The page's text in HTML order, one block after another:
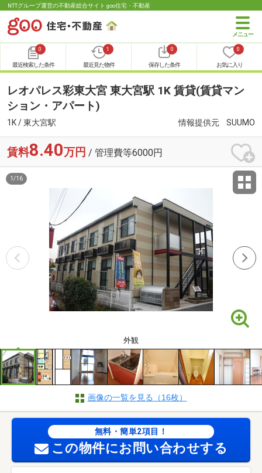
NTTグループ運営の不動産総合サイト goo住宅・不動産
0
最近検索した条件
1
最近見た物件
0
保存した条件
0
お気に入り
レオパレス彩東大宮 東大宮駅 1K 賃貸(賃貸マン
ション・アパート)
1K / 東大宮駅 情報提供元 SUUMO
賃料8.40万円 / 管理費等6000円
外観
1 /16
画像の一覧を見る（16枚）
無料・簡単2項目！
この物件にお問い合わせする